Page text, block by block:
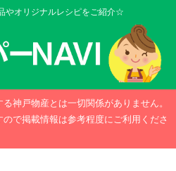
やオリジナルレシピをご紹介☆
神戸物産とは一切関係がありません。
で掲載情報は参考程度にご利用くださ